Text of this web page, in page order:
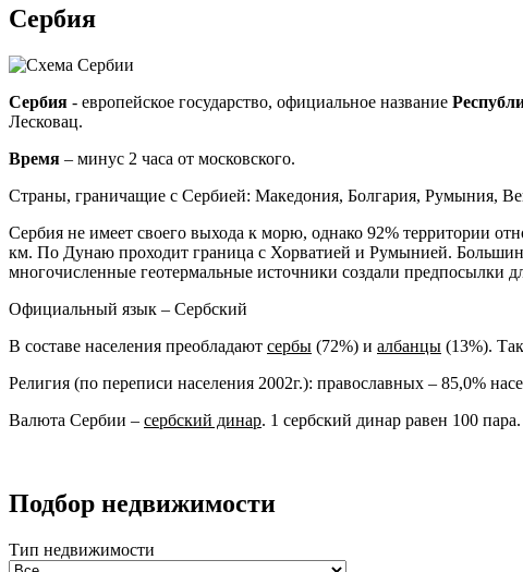
Сербия
Сербия - европейское государство, официальное название
Лесковац.
Время – минус 2 часа от московского.
Страны, граничащие с Сербией: Македония, Болгария, Румыния,
Сербия не имеет своего выхода к морю, однако 92% территории
км. По Дунаю проходит граница с Хорватией и Румынией.
многочисленные геотермальные источники создали предпосылки
Официальный язык – Сербский
В составе населения преобладают сербы (72%) и албанцы (13%).
Религия (по переписи населения 2002г.): православных – 85,0%
Валюта Сербии – сербский динар. 1 сербский динар равен 100 пара.
Подбор недвижимости
Тип недвижимости